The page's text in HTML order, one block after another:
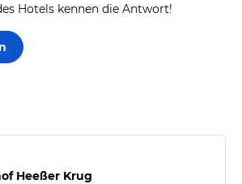
Hotels kennen die Antwort!
Heeßer Krug